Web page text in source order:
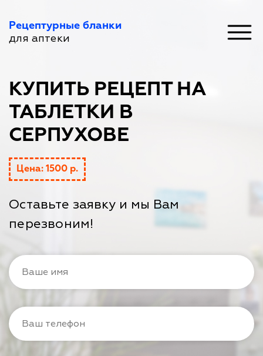
Рецептурные бланки
для аптеки
КУПИТЬ РЕЦЕПТ НА
ТАБЛЕТКИ В
СЕРПУХОВЕ
Цена: 1500 р.
Оставьте заявку и мы Вам
перезвоним!